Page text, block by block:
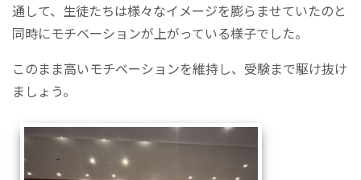
通して、生徒たちは様々なイメージを膨らませていたのと
同時にモチベーションが上がっている様子でした。
このまま高いモチベーションを維持し、受験まで駆け抜け
ましょう。